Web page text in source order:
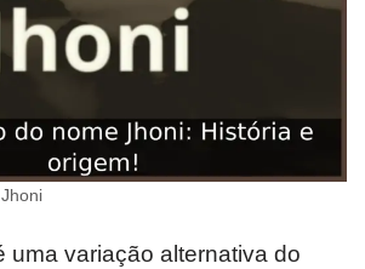
uma variação alternativa do